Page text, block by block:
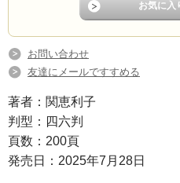
お問い合わせ
友達にメールですすめる
著者：関恵利子
判型：四六判
頁数：200頁
発売日：2025年7月28日